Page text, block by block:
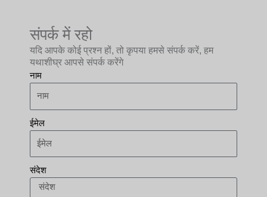
संपर्क में रहो
यदि आपके कोई प्रश्न हों, तो कृपया हमसे संपर्क करें, हम
यथाशीघ्र आपसे संपर्क करेंगे
नाम
ईमेल
संदेश